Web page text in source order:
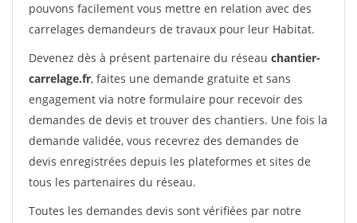
pouvons facilement vous mettre en relation avec des
carrelages demandeurs de travaux pour leur Habitat.
Devenez dès à présent partenaire du réseau chantier-
carrelage.fr, faites une demande gratuite et sans
engagement via notre formulaire pour recevoir des
demandes de devis et trouver des chantiers. Une fois la
demande validée, vous recevrez des demandes de
devis enregistrées depuis les plateformes et sites de
tous les partenaires du réseau.
Toutes les demandes devis sont vérifiées par notre